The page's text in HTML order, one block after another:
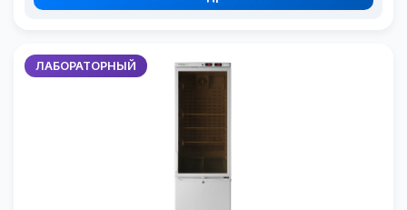
ЛАБОРАТОРНЫЙ